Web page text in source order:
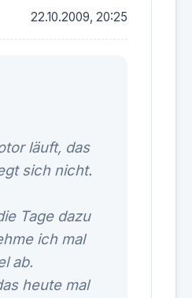
22.10.2009, 20:25
läuft, das
sich nicht.
Tage dazu
ich mal
ab.
heute mal